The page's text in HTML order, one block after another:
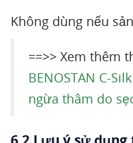
Không dùng nếu
==>> Xem thêm
BENOSTAN C-
ngừa thâm do